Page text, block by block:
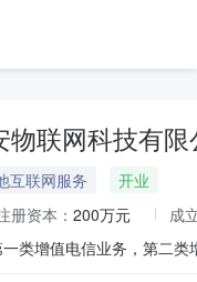
物联网科技有限
互联网服务
开业
册资本： 200万元
成